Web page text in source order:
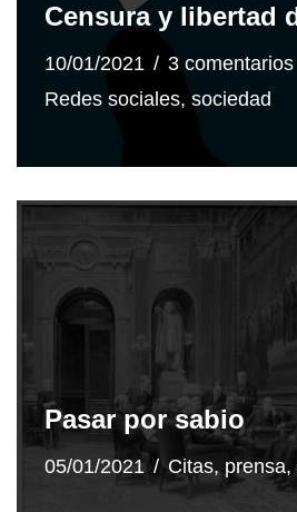
Censura y libertad
10/01/2021
3 comentarios
Redes sociales, sociedad
Pasar por sabio
05/01/2021 Citas, prensa,